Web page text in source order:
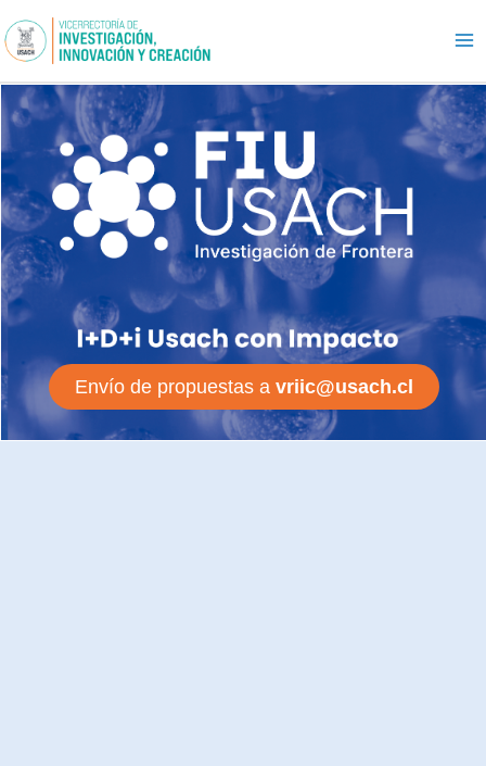
al
contenido
Envío de propuestas a vriic@usach.cl